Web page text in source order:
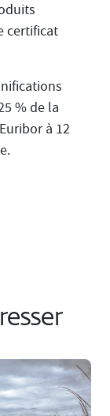
certificat
% de la
à 12